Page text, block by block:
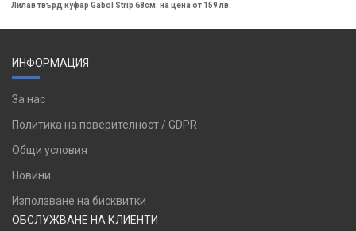
Лилав твърд куфар Gabol Strip 68см. на цена от 159 лв.
ИНФОРМАЦИЯ
За нас
Политика на поверителност / GDPR
Общи условия
Новини
Използване на бисквитки
ОБСЛУЖВАНЕ НА КЛИЕНТИ